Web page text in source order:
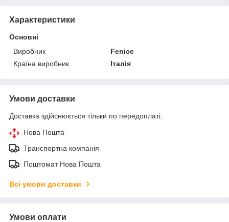
Характеристики
Основні
Виробник
Fenice
Країна виробник
Італія
Умови доставки
Доставка здійснюється тільки по передоплаті.
Нова Пошта
Транспортна компанія
Поштомат Нова Пошта
Всі умови доставки
Умови оплати